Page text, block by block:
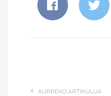
AURREKO ARTIKULUA